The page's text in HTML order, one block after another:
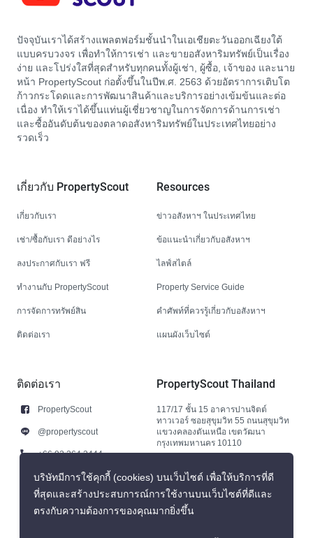
ปัจจุบันเราได้สร้างแพลตฟอร์มชั้นนำในเอเชียตะวันออกเฉียงใต้
แบบครบวงจร เพื่อทำให้การเช่า และขายอสังหาริมทรัพย์เป็นเรื่อง
ง่าย และโปร่งใสที่สุดสำหรับทุกคนทั้งผู้เช่า, ผู้ซื้อ, เจ้าของ และนาย
หน้า PropertyScout ก่อตั้งขึ้นในปีพ.ศ. 2563 ด้วยอัตราการเติบโต
ก้าวกระโดดและการพัฒนาสินค้าและบริการอย่างเข้มข้นและต่อ
เนื่อง ทำให้เราได้ขึ้นแท่นผู้เชี่ยวชาญในการจัดการด้านการเช่า
และซื้ออันดับต้นของตลาดอสังหาริมทรัพย์ในประเทศไทยอย่าง
รวดเร็ว
เกี่ยวกับ PropertyScout
เกี่ยวกับเรา
เช่า/ซื้อกับเรา ดีอย่างไร
ลงประกาศกับเรา ฟรี
ทำงานกับ PropertyScout
การจัดการทรัพย์สิน
ติดต่อเรา
Resources
ข่าวอสังหาฯ ในประเทศไทย
ข้อแนะนำเกี่ยวกับอสังหาฯ
ไลฟ์สไตล์
Property Service Guide
คำศัพท์ที่ควรรู้เกี่ยวกับอสังหาฯ
แผนผังเว็บไซต์
ติดต่อเรา
PropertyScout
@propertyscout
+66 92 264 3444
+66 92 264 3444
contact@propertyscout.co.th
PropertyScout Thailand
117/17 ชั้น 15 อาคารปานจิตต์
ทาวเวอร์ ซอยสุขุมวิท 55 ถนนสุขุมวิท
แขวงคลองตันเหนือ เขตวัฒนา
กรุงเทพมหานคร 10110
บริษัทมีการใช้คุกกี้ (cookies) บนเว็บไซต์ เพื่อให้บริการที่ดี
ที่สุดและสร้างประสบการณ์การใช้งานบนเว็บไซต์ที่ดีและ
ตรงกับความต้องการของคุณมากยิ่งขึ้น